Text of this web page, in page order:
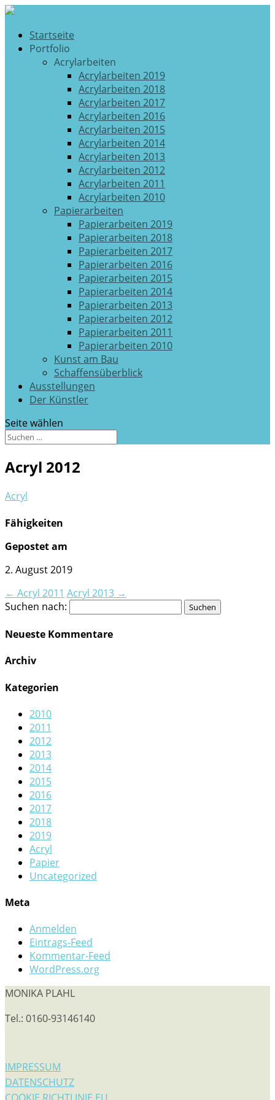
Startseite
Portfolio
Acrylarbeiten
Acrylarbeiten 2019
Acrylarbeiten 2018
Acrylarbeiten 2017
Acrylarbeiten 2016
Acrylarbeiten 2015
Acrylarbeiten 2014
Acrylarbeiten 2013
Acrylarbeiten 2012
Acrylarbeiten 2011
Acrylarbeiten 2010
Papierarbeiten
Papierarbeiten 2019
Papierarbeiten 2018
Papierarbeiten 2017
Papierarbeiten 2016
Papierarbeiten 2015
Papierarbeiten 2014
Papierarbeiten 2013
Papierarbeiten 2012
Papierarbeiten 2011
Papierarbeiten 2010
Kunst am Bau
Schaffensüberblick
Ausstellungen
Der Künstler
Seite wählen
Acryl 2012
Acryl
Fähigkeiten
Gepostet am
2. August 2019
← Acryl 2011 Acryl 2013 →
Suchen nach:
Neueste Kommentare
Archiv
Kategorien
2010
2011
2012
2013
2014
2015
2016
2017
2018
2019
Acryl
Papier
Uncategorized
Meta
Anmelden
Eintrags-Feed
Kommentar-Feed
WordPress.org
MONIKA PLAHL
Tel.: 0160-93146140
IMPRESSUM
DATENSCHUTZ